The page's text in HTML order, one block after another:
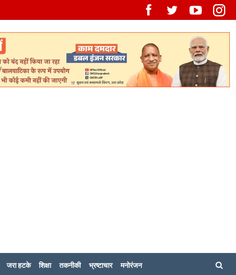
जरा हटके शिक्षा तकनीकी भ्रष्टाचार मनोरंजन